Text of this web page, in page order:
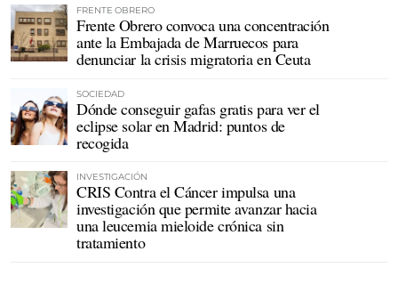
FRENTE OBRERO
Frente Obrero convoca una concentración
ante la Embajada de Marruecos para
denunciar la crisis migratoria en Ceuta
SOCIEDAD
Dónde conseguir gafas gratis para ver el
eclipse solar en Madrid: puntos de
recogida
INVESTIGACIÓN
CRIS Contra el Cáncer impulsa una
investigación que permite avanzar hacia
una leucemia mieloide crónica sin
tratamiento